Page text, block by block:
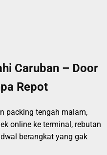
Caruban – Door
Repot
packing tengah malam,
online ke terminal, rebutan
berangkat yang gak